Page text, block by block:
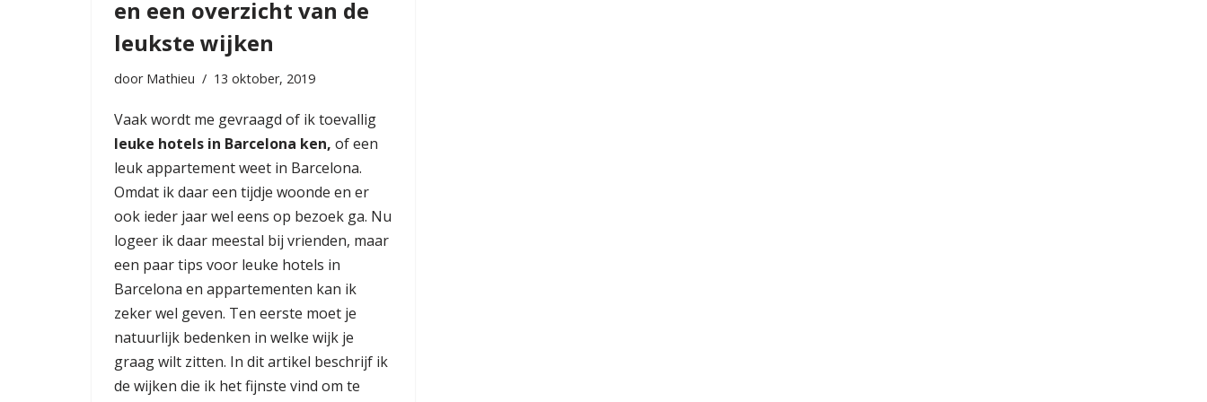
en een overzicht van de
leukste wijken
door Mathieu 13 oktober, 2019
Vaak wordt me gevraagd of ik toevallig
leuke hotels in Barcelona ken, of een
leuk appartement weet in Barcelona.
Omdat ik daar een tijdje woonde en er
ook ieder jaar wel eens op bezoek ga. Nu
logeer ik daar meestal bij vrienden, maar
een paar tips voor leuke hotels in
Barcelona en appartementen kan ik
zeker wel geven. Ten eerste moet je
natuurlijk bedenken in welke wijk je
graag wilt zitten. In dit artikel beschrijf ik
de wijken die ik het fijnste vind om te